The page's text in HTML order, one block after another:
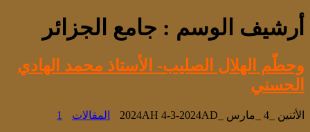
أرشيف الوسم : جامع الجزائر
وحطّم الهلال الصليب- الأستاذ محمد الهادي
الحسني
الأثنين _4 _مارس _2024AH 4-3-2024AD المقالات 1